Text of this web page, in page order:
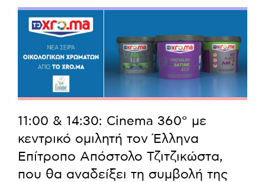
11:00 & 14:30: Cinema 360° με
κεντρικό ομιλητή τον Έλληνα
Επίτροπο Απόστολο Τζιτζικώστα,
που θα αναδείξει τη συμβολή της